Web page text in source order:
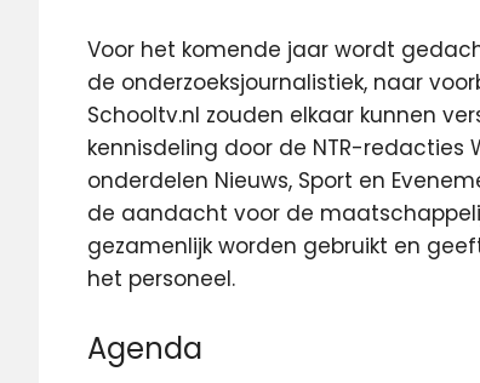
Voor het komende jaar wordt
de onderzoeksjournalistiek, naar
Schooltv.nl zouden elkaar kunnen
kennisdeling door de NTR-redacties
onderdelen Nieuws, Sport en
de aandacht voor de
gezamenlijk worden gebruikt en
het personeel.
Agenda